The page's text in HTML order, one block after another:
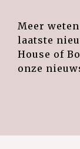
Meer
laatste
House of
onze